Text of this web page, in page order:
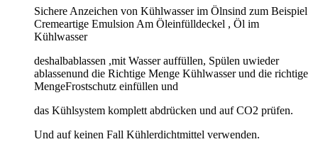
Sichere Anzeichen von Kühlwasser im Ölnsind zum Beispiel
Cremeartige Emulsion Am Öleinfülldeckel , Öl im
Kühlwasser
deshalbablassen ,mit Wasser auffüllen, Spülen uwieder
ablassenund die Richtige Menge Kühlwasser und die richtige
MengeFrostschutz einfüllen und
das Kühlsystem komplett abdrücken und auf CO2 prüfen.
Und auf keinen Fall Kühlerdichtmittel verwenden.